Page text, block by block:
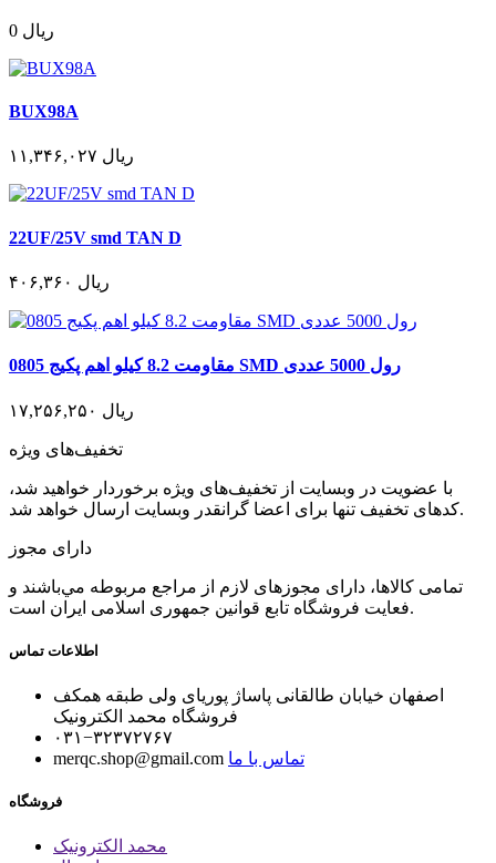
0 ریال
BUX98A
۱۱,۳۴۶,۰۲۷ ریال
22UF/25V smd TAN D
۴۰۶,۳۶۰ ریال
مقاومت 8.2 کیلو اهم پکیج 0805 SMD رول 5000 عددی
۱۷,۲۵۶,۲۵۰ ریال
تخفیف‌های ویژه
با عضویت در وبسایت از تخفیف‌های ویژه برخوردار خواهید شد،
کدهای تخفیف تنها برای اعضا گرانقدر وبسایت ارسال خواهد شد.
دارای مجوز
تمامی كالاها، دارای مجوزهای لازم از مراجع مربوطه مي‌باشند و
فعایت فروشگاه تابع قوانين جمهوری اسلامی ايران است.
اطلاعات تماس
اصفهان خیابان طالقانی پاساژ پوریای ولی طبقه همکف
فروشگاه محمد الکترونیک
۰۳۱−۳۲۳۷۲۷۶۷
merqc.shop@gmail.com تماس با ما
فروشگاه
محمد الکترونیک